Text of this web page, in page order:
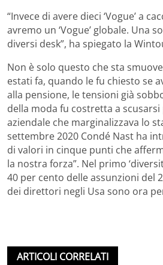
“Invece di avere dieci ‘Vogue’ a
avremo un ‘Vogue’ globale. Una
diversi desk”, ha spiegato la
Non è solo questo che sta
estati fa, quando le fu chiesto se
alla pensione, le tensioni già
della moda fu costretta a
aziendale che marginalizzava lo
settembre 2020 Condé Nast ha
di valori in cinque punti che
la nostra forza”. Nel primo
40 per cento delle assunzioni del
dei direttori negli Usa sono ora
ARTICOLI CORRELATI